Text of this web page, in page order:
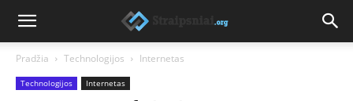
Pradžia Technologijos Internetas
Technologijos Internetas